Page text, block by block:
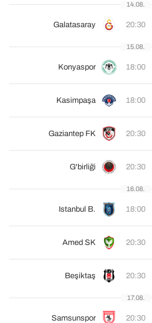
14.08.
Galatasaray 20:30
15.08.
Konyaspor 18:00
Kasimpaşa 18:00
Gaziantep FK 20:30
G'birliği 20:30
16.08.
Istanbul B. 18:00
Amed SK 20:30
Beşiktaş 20:30
17.08.
Samsunspor 20:30